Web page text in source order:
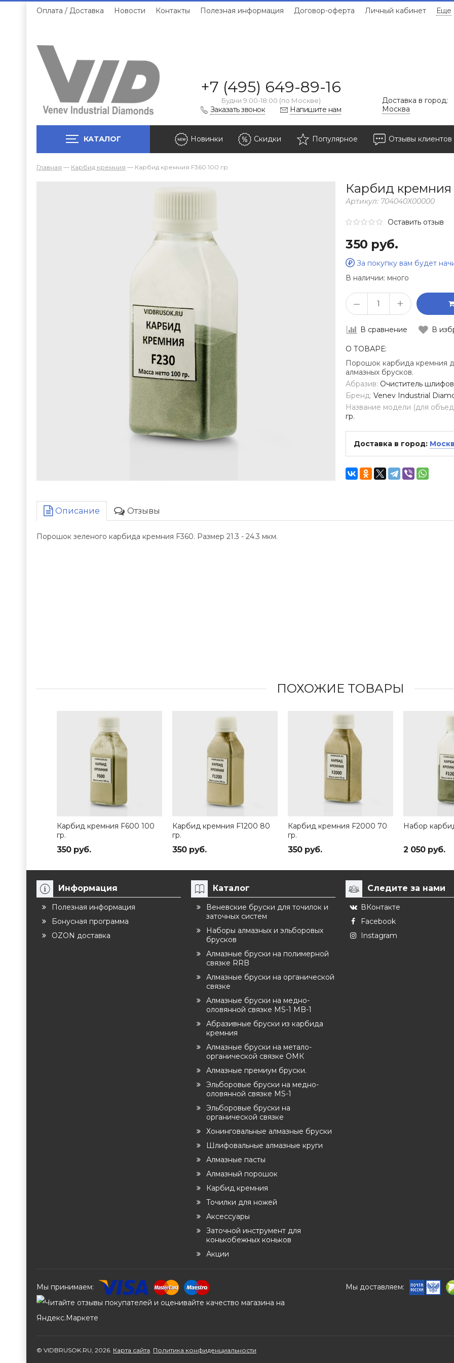
Оплата / Доставка Новости Контакты Полезная информация Договор-оферта Личный кабинет Еще
+7 (495) 649-89-16
Будни 9:00-18:00 (по Москве)
Заказать звонок Напишите нам
Доставка в город:
Москва
КАТАЛОГ Новинки Скидки Популярное Отзывы клиентов
Главная — Карбид кремния — Карбид кремния F360 100 гр.
Карбид кремния
Артикул: 704040Х00000
Оставить отзыв
350 руб.
За покупку вам будет
В наличии: много
– +
В сравнение В
О ТОВАРЕ:
Порошок карбида кремния
алмазных брусков.
Абразив: Очиститель
Бренд: Venev Industrial
Название модели (для
гр.
Доставка в город:
Описание Отзывы
Порошок зеленого карбида кремния F360. Размер 21.3 - 24.3 мкм.
ПОХОЖИЕ ТОВАРЫ
Карбид кремния F600 100
гр.
350 руб.
Карбид кремния F1200 80
гр.
350 руб.
Карбид кремния F2000 70
гр.
350 руб.
Набор
2 050 руб.
Информация
Полезная информация
Бонусная программа
OZON доставка
Каталог
Веневские бруски для точилок и
заточных систем
Наборы алмазных и эльборовых
брусков
Алмазные бруски на полимерной
связке RRB
Алмазные бруски на органической
связке
Алмазные бруски на медно-
оловянной связке MS-1 MB-1
Абразивные бруски из карбида
кремния
Алмазные бруски на метало-
органической связке ОМК
Алмазные премиум бруски.
Эльборовые бруски на медно-
оловянной связке MS-1
Эльборовые бруски на
органической связке
Хонинговальные алмазные бруски
Шлифовальные алмазные круги
Алмазные пасты
Алмазный порошок
Карбид кремния
Точилки для ножей
Аксессуары
Заточной инструмент для
конькобежных коньков
Акции
Следите за нами
ВКонтакте
Facebook
Instagram
Мы принимаем: Мы доставляем:
© VIDBRUSOK.RU, 2026. Карта сайта. Политика конфиденциальности